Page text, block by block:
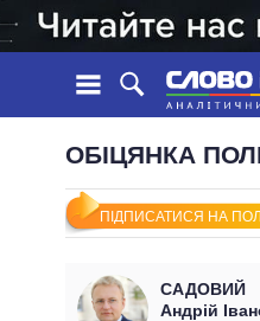
СТРІЧКА
ПОДІЇ
СТАТТІ
ДУМКИ
УСІ ПОЛІТИКИ
ОБІЦЯНКА
ПІДПИСАТИСЯ НА
САДОВИЙ
Андрій